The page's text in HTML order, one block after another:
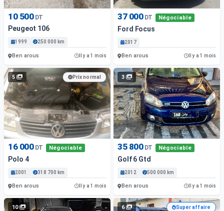
10 500 DT
Peugeot 106
1999 250 000 km
Ben arous Il y a 1 mois
37 000 DT Négociable
Ford Focus
2017
Ben arous Il y a 1 mois
5 Prix normal
16 000 DT Négociable
Polo 4
2001 318 700 km
Ben arous Il y a 1 mois
3
35 800 DT Négociable
Golf 6 Gtd
2012 500 000 km
Ben arous Il y a 1 mois
10 6 Super affaire